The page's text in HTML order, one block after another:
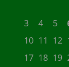
3
4 5
10 11 12
17 18 19